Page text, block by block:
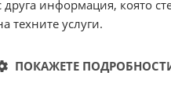
друга информация, която
техните услуги.
ПОКАЖЕТЕ